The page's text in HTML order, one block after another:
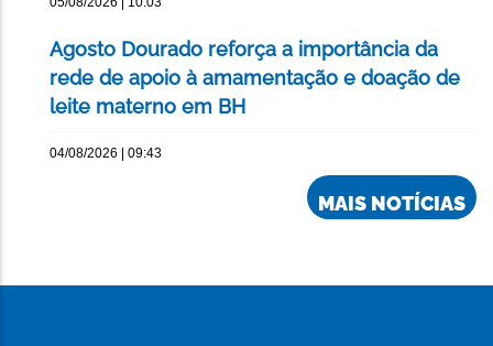
Agosto Dourado reforça a importância da
rede de apoio à amamentação e doação de
leite materno em BH
04/08/2026 | 09:43
MAIS NOTÍCIAS